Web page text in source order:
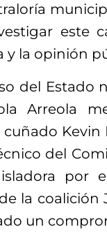
este
y la opinión
del Estado
Arreola
cuñado
del
por
la coalición
un